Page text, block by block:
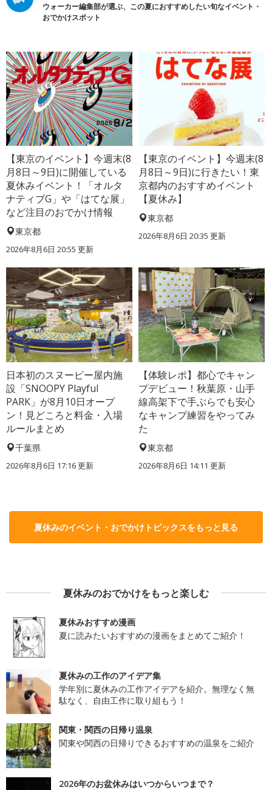
ウォーカー編集部が選ぶ、この夏におすすめしたい旬なイベント・
おでかけスポット
【東京のイベント】今週末(8
月8日～9日)に開催している
夏休みイベント！「オルタ
ナティブG」や「はてな展」
など注目のおでかけ情報
東京都
2026年8月6日 20:55 更新
【東京のイベント】今週末(8
月8日～9日)に行きたい！東
京都内のおすすめイベント
【夏休み】
東京都
2026年8月6日 20:35 更新
日本初のスヌーピー屋内施
設「SNOOPY Playful
PARK」が8月10日オープ
ン！見どころと料金・入場
ルールまとめ
千葉県
2026年8月6日 17:16更新
【体験レポ】都心でキャン
プデビュー！秋葉原・山手
線高架下で手ぶらでも安心
なキャンプ練習をやってみ
た
東京都
2026年8月6日 14:11 更新
夏休みのイベント・おでかけトピックスをもっと見る
夏休みのおでかけをもっと楽しむ
夏休みおすすめ漫画
夏に読みたいおすすめの漫画をまとめてご紹介！
夏休みの工作のアイデア集
学年別に夏休みの工作アイデアを紹介。無理なく無
駄なく、自由工作に取り組もう！
関東・関西の日帰り温泉
関東や関西の日帰りできるおすすめの温泉をご紹介
2026年のお盆休みはいつからいつまで？